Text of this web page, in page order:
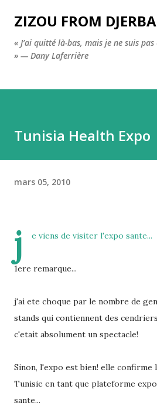
Accéder au contenu
ZIZOU FROM DJERBA
« J’ai quitté là-bas, mais je ne suis pas
» — Dany Laferrière
Tunisia Health Expo
mars 05, 2010
j e viens de visiter l'expo sante...
1ere remarque...
j'ai ete choque par le nombre de
stands qui contiennent des
c'etait absolument un spectacle!
Sinon, l'expo est bien! elle confirme
Tunisie en tant que plateforme
sante...